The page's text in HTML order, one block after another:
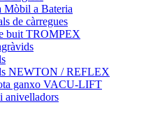
Mòbil a Bateria
de càrregues
buit TROMPEX
NEWTON / REFLEX
ganxo VACU-LIFT
anivelladors